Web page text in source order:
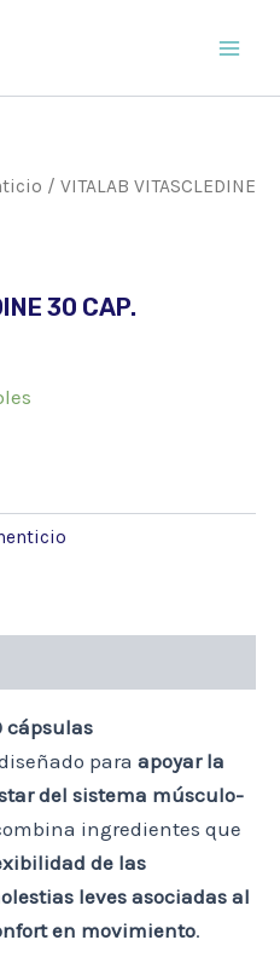
/ VITALAB VITASCLEDINE
30 CAP.
cápsulas
para apoyar la
del sistema músculo-
ingredientes que
de las
leves asociadas al
en movimiento.